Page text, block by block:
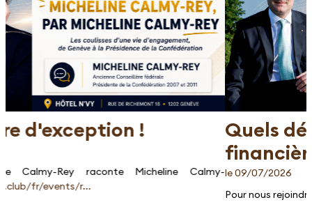
Quels défis pour la Place
le 09/07/2026
Pour nous rejoindre
https://lecde.club/fr/events/f...